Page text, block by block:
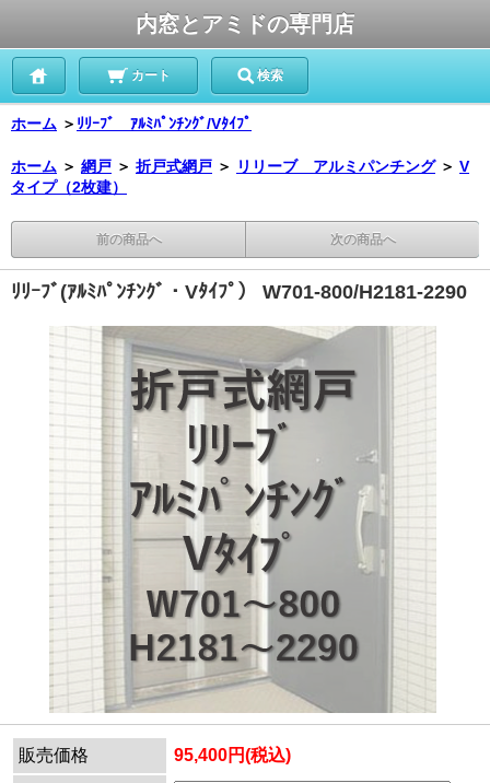
内窓とアミドの専門店
カート 検索
ホーム ＞ ﾘﾘｰﾌﾞ ｱﾙﾐﾊﾟﾝﾁﾝｸﾞ/Vﾀｲﾌﾟ
ホーム ＞ 網戸 ＞ 折戸式網戸 ＞ リリーブ アルミパンチング ＞ V
タイプ（2枚建）
前の商品へ 次の商品へ
ﾘﾘｰﾌﾞ(ｱﾙﾐﾊﾟﾝﾁﾝｸﾞ・Vﾀｲﾌﾟ） W701-800/H2181-2290
販売価格 95,400円(税込)